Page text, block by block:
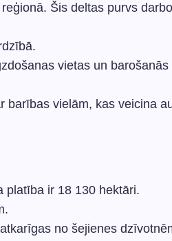
Šis deltas purvs
vietas un barošanās
barības vielām, kas veicina
platība ir 18 130 hektāri.
no šejienes